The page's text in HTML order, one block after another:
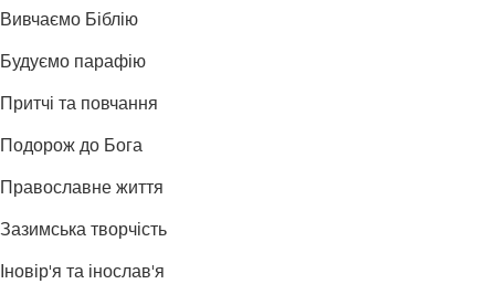
Вивчаємо Біблію
Будуємо парафію
Притчі та повчання
Подорож до Бога
Православне життя
Зазимська творчість
Іновір'я та інослав'я